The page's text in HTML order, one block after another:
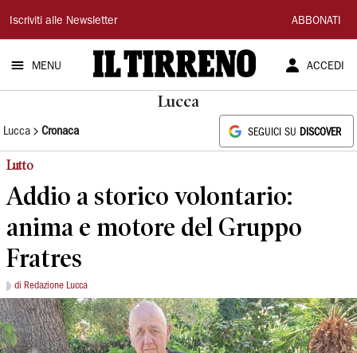
Il
Tirreno
Iscriviti alle Newsletter ABBONATI
MENU ACCEDI
Lucca
Lucca Cronaca SEGUICI SU DISCOVER
Lutto
Addio a storico volontario:
anima e motore del Gruppo
Fratres
di Redazione Lucca